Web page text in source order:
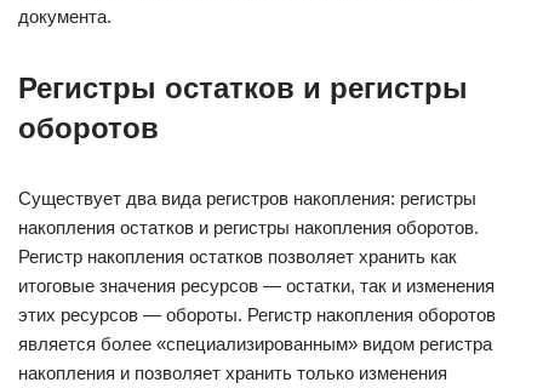
документа.
Регистры остатков и регистры
оборотов
Существует два вида регистров накопления: регистры
накопления остатков и регистры накопления оборотов.
Регистр накопления остатков позволяет хранить как
итоговые значения ресурсов — остатки, так и изменения
этих ресурсов — обороты. Регистр накопления оборотов
является более «специализированным» видом регистра
накопления и позволяет хранить только изменения